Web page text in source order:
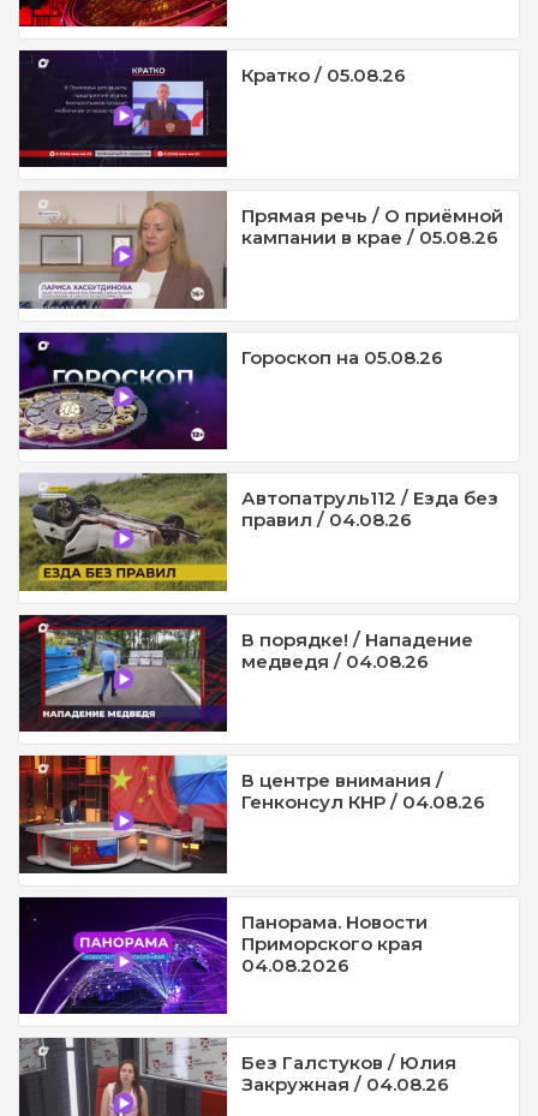
Кратко / 05.08.26
Прямая речь / О приёмной
кампании в крае / 05.08.26
Гороскоп на 05.08.26
Автопатруль112 / Езда без
правил / 04.08.26
В порядке! / Нападение
медведя / 04.08.26
В центре внимания /
Генконсул КНР / 04.08.26
Панорама. Новости
Приморского края
04.08.2026
Без Галстуков / Юлия
Закружная / 04.08.26